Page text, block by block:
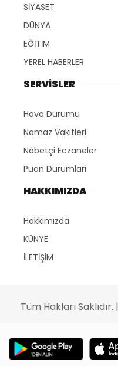
SİYASET
DÜNYA
EĞİTİM
YEREL HABERLER
SERVİSLER
Hava Durumu
Namaz Vakitleri
Nöbetçi Eczaneler
Puan Durumları
HAKKIMIZDA
Hakkımızda
KÜNYE
İLETİŞİM
Tüm Hakları Saklıdır. |